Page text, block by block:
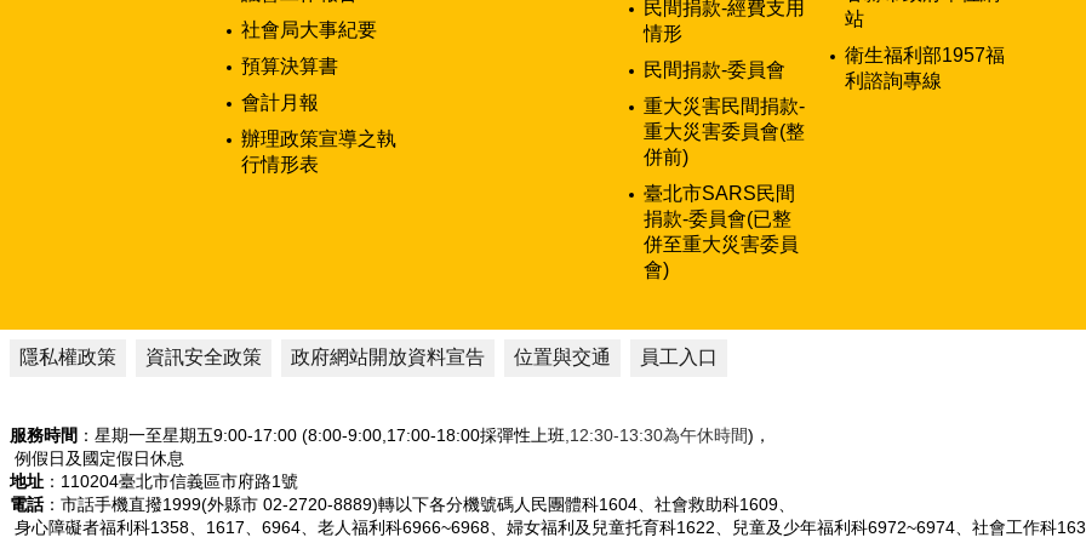
社會局大事紀要
預算決算書
會計月報
辦理政策宣導之執
行情形表
民間捐款-經費支用
情形
民間捐款-委員會
重大災害民間捐款-
重大災害委員會(整
併前)
臺北市SARS民間
捐款-委員會(已整
併至重大災害委員
會)
站
衛生福利部1957福
利諮詢專線
隱私權政策 資訊安全政策 政府網站開放資料宣告 位置與交通 員工入口
服務時間 ：星期一至星期五9:00-17:00 (8:00-9:00,17:00-18:00採彈性上班 ,12:30-13:30為午休時間)，
例假日及國定假日休息
地址 ：110204臺北市信義區市府路1號
電話：市話手機直撥1999(外縣市 02-2720-8889)轉以下各分機號碼人民團體科1604、社會救助科1609、
身心障礙者福利科1358、1617、6964、老人福利科6966~6968、婦女福利及兒童托育科1622、兒童及少年福利科6972~6974、社會工作科